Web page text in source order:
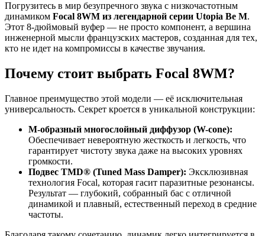
Погрузитесь в мир безупречного звука с низкочастотным
динамиком Focal 8WM из легендарной серии Utopia Be M.
Этот 8-дюймовый вуфер — не просто компонент, а вершина
инженерной мысли французских мастеров, созданная для тех,
кто не идет на компромиссы в качестве звучания.
Почему стоит выбрать Focal 8WM?
Главное преимущество этой модели — её исключительная
универсальность. Секрет кроется в уникальной конструкции:
М-образный многослойный диффузор (W-cone):
Обеспечивает невероятную жесткость и легкость, что
гарантирует чистоту звука даже на высоких уровнях
громкости.
Подвес TMD® (Tuned Mass Damper): Эксклюзивная
технология Focal, которая гасит паразитные резонансы.
Результат — глубокий, собранный бас с отличной
динамикой и плавный, естественный переход в средние
частоты.